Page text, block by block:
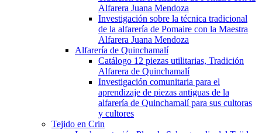
Alfarera Juana Mendoza
Investigación sobre la técnica tradicional
de la alfarería de Pomaire con la Maestra
Alfarera Juana Mendoza
Alfarería de Quinchamalí
Catálogo 12 piezas utilitarias, Tradición
Alfarera de Quinchamalí
Investigación comunitaria para el
aprendizaje de piezas antiguas de la
alfarería de Quinchamalí para sus cultoras
y cultores
Tejido en Crin